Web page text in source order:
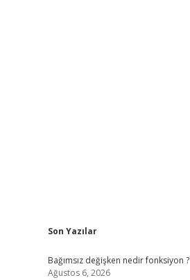
Sidebar
Son Yazılar
Bağımsız değişken nedir fonksiyon ?
Ağustos 6, 2026